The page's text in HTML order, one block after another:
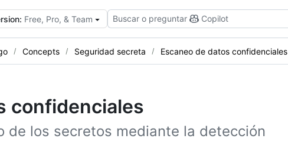
Free, Pro, & Team Buscar o preguntar Copilot
Concepts Seguridad secreta Escaneo de datos confidenciales
confidenciales
de los secretos mediante la detección